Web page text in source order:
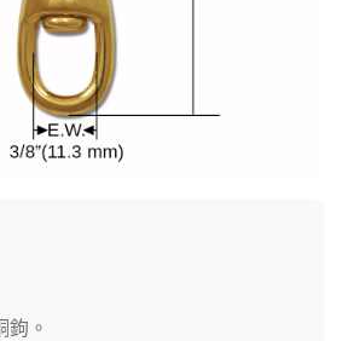
鉤。